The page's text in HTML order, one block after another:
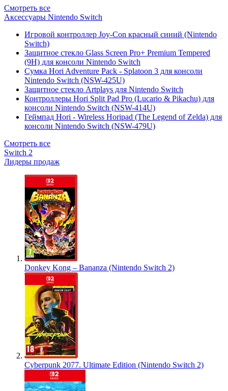
Смотреть все
Аксессуары Nintendo Switch
Игровой контроллер Joy-Con красный синий (Nintendo
Switch)
Защитное стекло Glass Screen Pro+ Premium Tempered
(9H) для консоли Nintendo Switch
Сумка Hori Adventure Pack - Splatoon 3 для консоли
Nintendo Switch (NSW-425U)
Защитное стекло Artplays для Nintendo Switch
Контроллеры Hori Split Pad Pro (Lucario & Pikachu) для
консоли Nintendo Switch (NSW-414U)
Геймпад Hori - Wireless Horipad (The Legend of Zelda) для
консоли Nintendo Switch (NSW-479U)
Смотреть все
Switch 2
Лидеры продаж
Donkey Kong – Bananza (Nintendo Switch 2)
Cyberpunk 2077. Ultimate Edition (Nintendo Switch 2)